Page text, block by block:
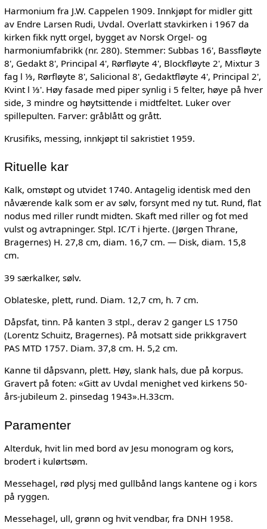
Harmonium fra J.W. Cappelen 1909. Innkjøpt for midler gitt
av Endre Larsen Rudi, Uvdal. Overlatt stavkirken i 1967 da
kirken fikk nytt orgel, bygget av Norsk Orgel- og
harmoniumfabrikk (nr. 280). Stemmer: Subbas 16', Bassfløyte
8', Gedakt 8', Principal 4', Rørfløyte 4', Blockfløyte 2', Mixtur 3
fag l ⅓, Rørfløyte 8', Salicional 8', Gedaktfløyte 4', Principal 2',
Kvint l ⅓'. Høy fasade med piper synlig i 5 felter, høye på hver
side, 3 mindre og høytsittende i midtfeltet. Luker over
spillepulten. Farver: gråblått og grått.
Krusifiks, messing, innkjøpt til sakristiet 1959.
Rituelle kar
Kalk, omstøpt og utvidet 1740. Antagelig identisk med den
nåværende kalk som er av sølv, forsynt med ny tut. Rund, flat
nodus med riller rundt midten. Skaft med riller og fot med
vulst og avtrapninger. Stpl. IC/T i hjerte. (Jørgen Thrane,
Bragernes) H. 27,8 cm, diam. 16,7 cm. — Disk, diam. 15,8
cm.
39 særkalker, sølv.
Oblateske, plett, rund. Diam. 12,7 cm, h. 7 cm.
Dåpsfat, tinn. På kanten 3 stpl., derav 2 ganger LS 1750
(Lorentz Schuitz, Bragernes). På motsatt side prikkgravert
PAS MTD 1757. Diam. 37,8 cm. H. 5,2 cm.
Kanne til dåpsvann, plett. Høy, slank hals, due på korpus.
Gravert på foten: «Gitt av Uvdal menighet ved kirkens 50-
års-jubileum 2. pinsedag 1943».H.33cm.
Paramenter
Alterduk, hvit lin med bord av Jesu monogram og kors,
brodert i kulørtsøm.
Messehagel, rød plysj med gullbånd langs kantene og i kors
på ryggen.
Messehagel, ull, grønn og hvit vendbar, fra DNH 1958.